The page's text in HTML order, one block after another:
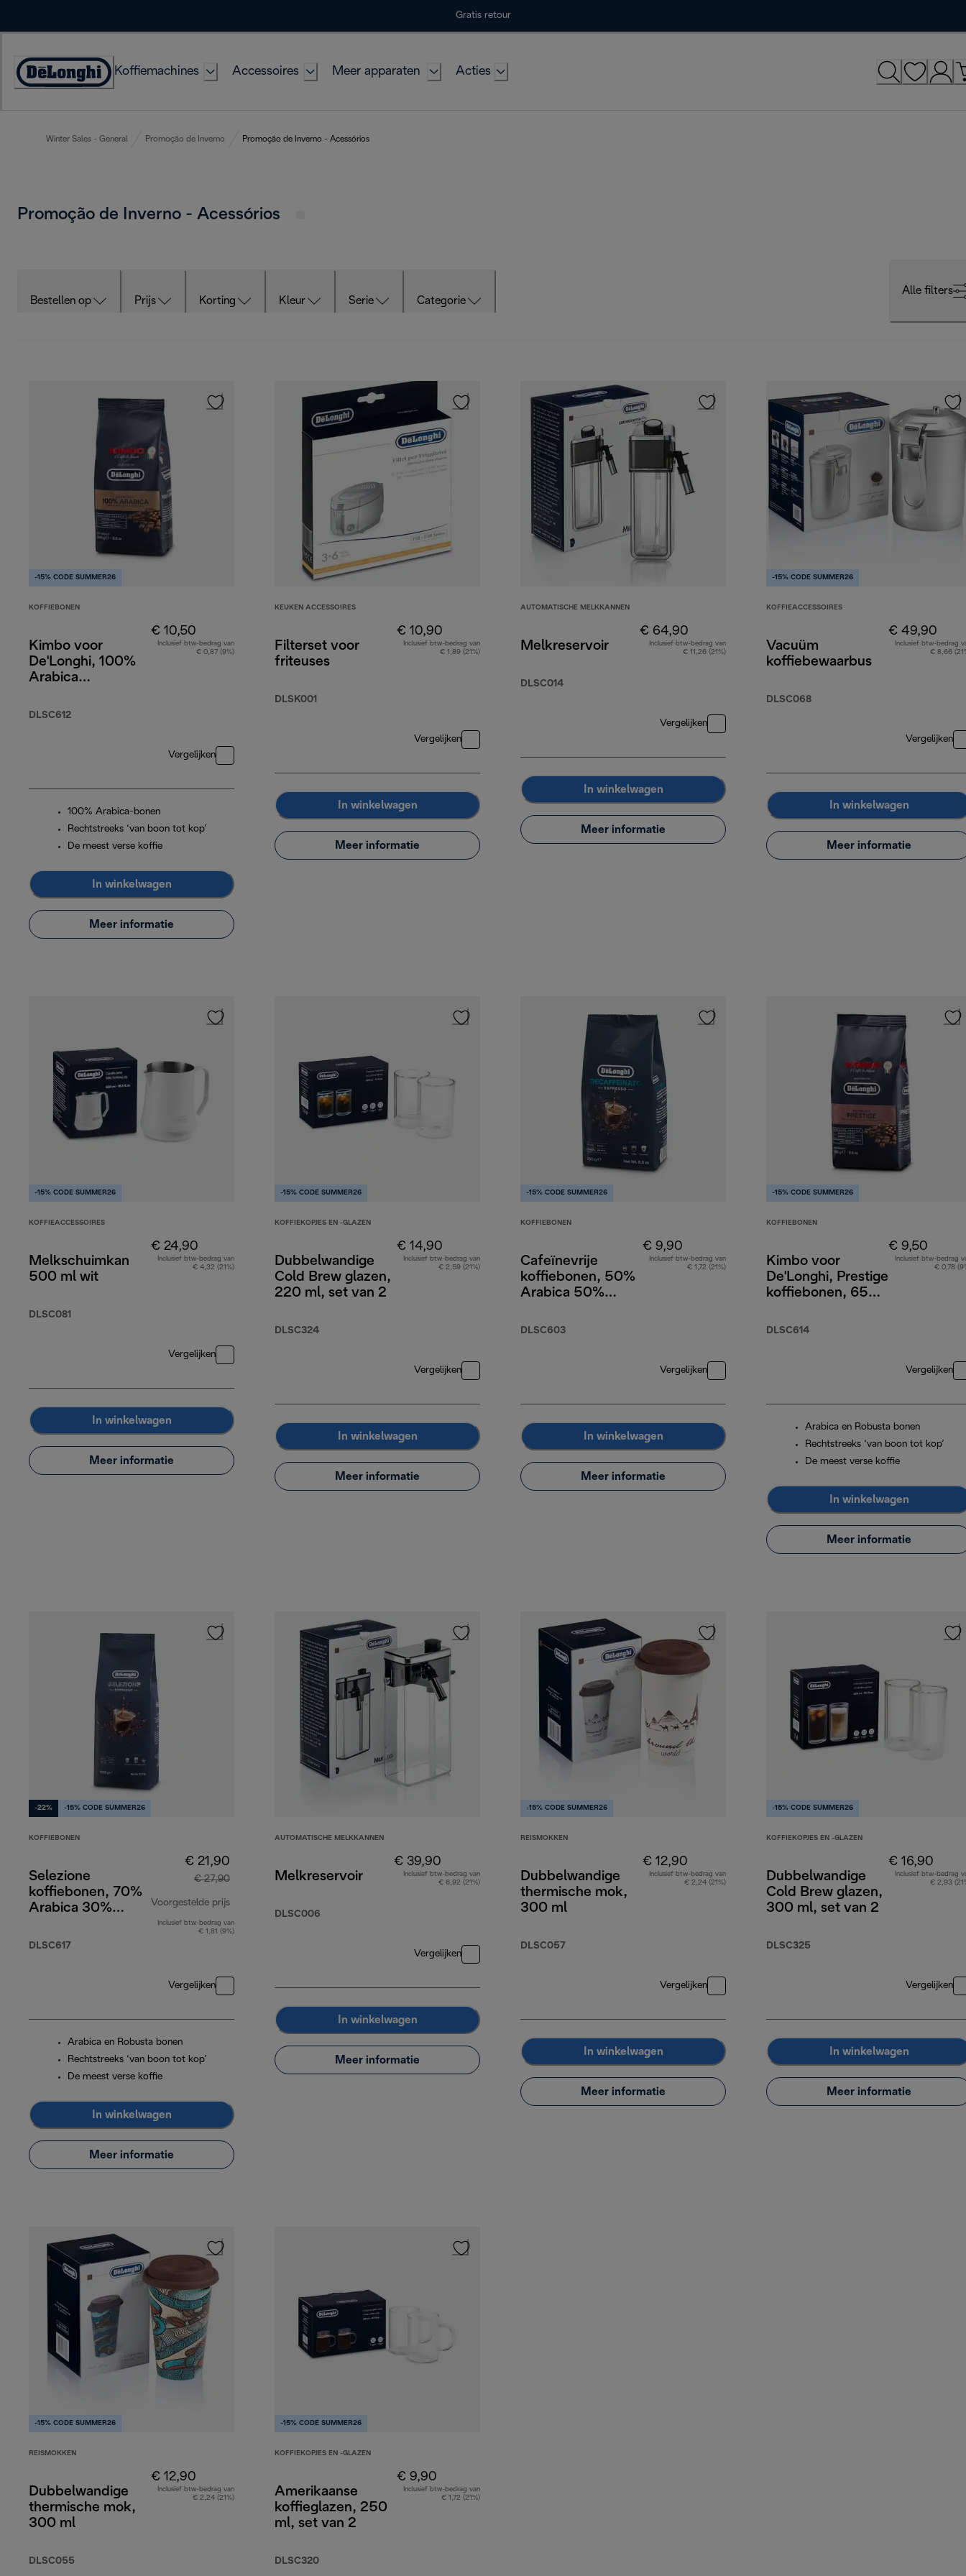
Gratis retour
Accessibility
Koffiemachines Accessoires Meer apparaten Acties
Winter Sales - General Promoção de Inverno Promoção de Inverno - Acessórios
Promoção de Inverno - Acessórios
Bestellen op Prijs Korting Kleur Serie Categorie
Alle filters
-15% CODE SUMMER26
KOFFIEBONEN
Kimbo voor
De'Longhi, 100%
Arabica
DLSC612
€ 10,50
Inclusief btw-bedrag van
€ 0,87 (9%)
Vergelijken
100% Arabica-bonen
Rechtstreeks ‘van boon tot kop’
De meest verse koffie
In winkelwagen
Meer informatie
KEUKEN ACCESSOIRES
Filterset voor
friteuses
DLSK001
€ 10,90
Inclusief btw-bedrag van
€ 1,89 (21%)
Vergelijken
In winkelwagen
Meer informatie
AUTOMATISCHE MELKKANNEN
Melkreservoir
DLSC014
€ 64,90
Inclusief btw-bedrag van
€ 11,26 (21%)
Vergelijken
In winkelwagen
Meer informatie
-15% CODE SUMMER26
KOFFIEACCESSOIRES
Vacuüm
koffiebewaarbus
DLSC068
€ 49,90
Inclusief btw-bedrag
€ 8,66
Vergelijken
In winkelwagen
Meer informatie
-15% CODE SUMMER26
KOFFIEACCESSOIRES
Melkschuimkan
500 ml wit
DLSC081
€ 24,90
Inclusief btw-bedrag van
€ 4,32 (21%)
Vergelijken
In winkelwagen
Meer informatie
-15% CODE SUMMER26
KOFFIEKOPJES EN -GLAZEN
Dubbelwandige
Cold Brew glazen,
220 ml, set van 2
DLSC324
€ 14,90
Inclusief btw-bedrag van
€ 2,59 (21%)
Vergelijken
In winkelwagen
Meer informatie
-15% CODE SUMMER26
KOFFIEBONEN
Cafeïnevrije
koffiebonen, 50%
Arabica 50%
DLSC603
€ 9,90
Inclusief btw-bedrag van
€ 1,72 (21%)
Vergelijken
In winkelwagen
Meer informatie
-15% CODE SUMMER26
KOFFIEBONEN
Kimbo voor
De'Longhi, Prestige
koffiebonen, 65%
Robusta, 250g
DLSC614
€ 9,50
Inclusief btw-bedrag
€ 0,78
Vergelijken
Arabica en Robusta bonen
Rechtstreeks ‘van boon tot kop’
De meest verse koffie
In winkelwagen
Meer informatie
-22% -15% CODE SUMMER26
KOFFIEBONEN
Selezione
koffiebonen, 70%
Arabica 30%
DLSC617
€ 21,90
€ 27,90
Voorgestelde prijs
originele prijs € 27,90
Inclusief btw-bedrag van
€ 1,81 (9%)
Vergelijken
Arabica en Robusta bonen
Rechtstreeks ‘van boon tot kop’
De meest verse koffie
In winkelwagen
Meer informatie
AUTOMATISCHE MELKKANNEN
Melkreservoir
DLSC006
€ 39,90
Inclusief btw-bedrag van
€ 6,92 (21%)
Vergelijken
In winkelwagen
Meer informatie
-15% CODE SUMMER26
REISMOKKEN
Dubbelwandige
thermische mok,
300 ml
DLSC057
€ 12,90
Inclusief btw-bedrag van
€ 2,24 (21%)
Vergelijken
In winkelwagen
Meer informatie
-15% CODE SUMMER26
KOFFIEKOPJES EN -GLAZEN
Dubbelwandige
Cold Brew glazen,
300 ml, set van 2
DLSC325
€ 16,90
Inclusief btw-bedrag
€ 2,93
Vergelijken
In winkelwagen
Meer informatie
-15% CODE SUMMER26
REISMOKKEN
Dubbelwandige
thermische mok,
300 ml
DLSC055
€ 12,90
Inclusief btw-bedrag van
€ 2,24 (21%)
-15% CODE SUMMER26
KOFFIEKOPJES EN -GLAZEN
Amerikaanse
koffieglazen, 250
ml, set van 2
DLSC320
€ 9,90
Inclusief btw-bedrag van
€ 1,72 (21%)